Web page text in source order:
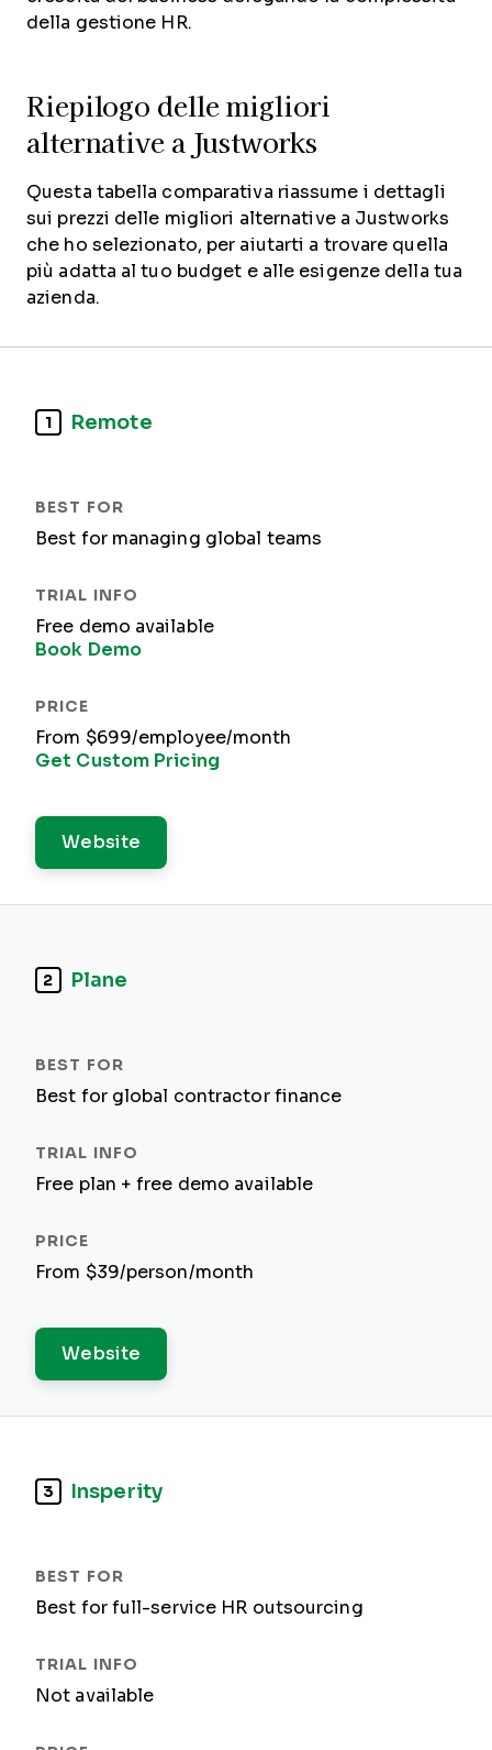
della gestione HR.
Riepilogo delle migliori
alternative a Justworks
Questa tabella comparativa riassume i dettagli
sui prezzi delle migliori alternative a Justworks
che ho selezionato, per aiutarti a trovare quella
più adatta al tuo budget e alle esigenze della tua
azienda.
1 Remote
Best for managing global teams
Free demo available
Book Demo
From $699/employee/month
Get Custom Pricing
Website
2 Plane
Best for global contractor finance
Free plan + free demo available
From $39/person/month
Website
3 Insperity
Best for full-service HR outsourcing
Not available